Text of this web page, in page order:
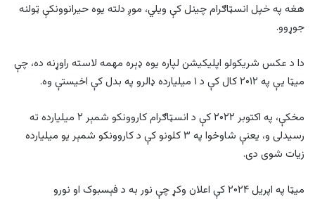
هغه په خپل انسټاګرام چینل کې ویلي، موږ دلته یوه حیرانوونکې ټولنه
جوړوو.
دا د عکس شریکولو اپلیکیشن لپاره یوه ډېره مهمه لاسته راوړنه ده، چې
میټا یې په ۲۰۱۲ کال کې د ۱ میلیارده ډالرو په بدل کې اخیستې وه.
مخکې، په اکتوبر ۲۰۲۲ کې د انسټاګرام کاروونکو شمېر ۲ میلیارده ته
رسیدلی و، یعنې شاوخوا په ۳ کلونو کې د کاروونکو شمېر یو میلیارده
زیات شوی دی.
میټا په اپریل ۲۰۲۴ کې اعلان وکړ چې نور به د فېسبوک او نورو